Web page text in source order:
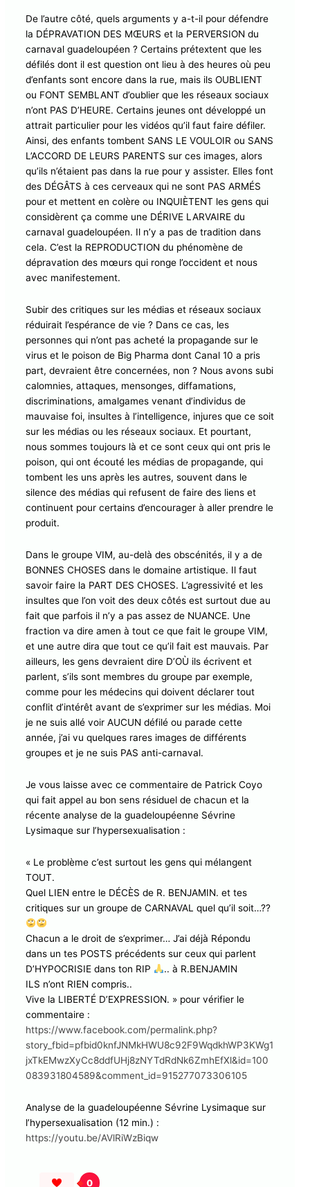
De l’autre côté, quels arguments y a-t-il pour défendre
la DÉPRAVATION DES MŒURS et la PERVERSION du
carnaval guadeloupéen ? Certains prétextent que les
défilés dont il est question ont lieu à des heures où peu
d’enfants sont encore dans la rue, mais ils OUBLIENT
ou FONT SEMBLANT d’oublier que les réseaux sociaux
n’ont PAS D’HEURE. Certains jeunes ont développé un
attrait particulier pour les vidéos qu’il faut faire défiler.
Ainsi, des enfants tombent SANS LE VOULOIR ou SANS
L’ACCORD DE LEURS PARENTS sur ces images, alors
qu’ils n’étaient pas dans la rue pour y assister. Elles font
des DÉGÂTS à ces cerveaux qui ne sont PAS ARMÉS
pour et mettent en colère ou INQUIÈTENT les gens qui
considèrent ça comme une DÉRIVE LARVAIRE du
carnaval guadeloupéen. Il n’y a pas de tradition dans
cela. C’est la REPRODUCTION du phénomène de
dépravation des mœurs qui ronge l’occident et nous
avec manifestement.
Subir des critiques sur les médias et réseaux sociaux
réduirait l’espérance de vie ? Dans ce cas, les
personnes qui n’ont pas acheté la propagande sur le
virus et le poison de Big Pharma dont Canal 10 a pris
part, devraient être concernées, non ? Nous avons subi
calomnies, attaques, mensonges, diffamations,
discriminations, amalgames venant d’individus de
mauvaise foi, insultes à l’intelligence, injures que ce soit
sur les médias ou les réseaux sociaux. Et pourtant,
nous sommes toujours là et ce sont ceux qui ont pris le
poison, qui ont écouté les médias de propagande, qui
tombent les uns après les autres, souvent dans le
silence des médias qui refusent de faire des liens et
continuent pour certains d’encourager à aller prendre le
produit.
Dans le groupe VIM, au-delà des obscénités, il y a de
BONNES CHOSES dans le domaine artistique. Il faut
savoir faire la PART DES CHOSES. L’agressivité et les
insultes que l’on voit des deux côtés est surtout due au
fait que parfois il n’y a pas assez de NUANCE. Une
fraction va dire amen à tout ce que fait le groupe VIM,
et une autre dira que tout ce qu’il fait est mauvais. Par
ailleurs, les gens devraient dire D’OÙ ils écrivent et
parlent, s’ils sont membres du groupe par exemple,
comme pour les médecins qui doivent déclarer tout
conflit d’intérêt avant de s’exprimer sur les médias. Moi
je ne suis allé voir AUCUN défilé ou parade cette
année, j’ai vu quelques rares images de différents
groupes et je ne suis PAS anti-carnaval.
Je vous laisse avec ce commentaire de Patrick Coyo
qui fait appel au bon sens résiduel de chacun et la
récente analyse de la guadeloupéenne Sévrine
Lysimaque sur l’hypersexualisation :
« Le problème c’est surtout les gens qui mélangent
TOUT.
Quel LIEN entre le DÉCÈS de R. BENJAMIN. et tes
critiques sur un groupe de CARNAVAL quel qu’il soit…??
Chacun a le droit de s’exprimer… J’ai déjà Répondu
dans un tes POSTS précédents sur ceux qui parlent
D’HYPOCRISIE dans ton RIP
.. à R.BENJAMIN
ILS n’ont RIEN compris..
Vive la LIBERTÉ D’EXPRESSION. » pour vérifier le
commentaire :
https://www.facebook.com/permalink.php?
story_fbid=pfbid0knfJNMkHWU8c92F9WqdkhWP3KWg1
jxTkEMwzXyCc8ddfUHj8zNYTdRdNk6ZmhEfXl&id=100
083931804589&comment_id=915277073306105
Analyse de la guadeloupéenne Sévrine Lysimaque sur
l’hypersexualisation (12 min.) :
https://youtu.be/AVlRiWzBiqw
0